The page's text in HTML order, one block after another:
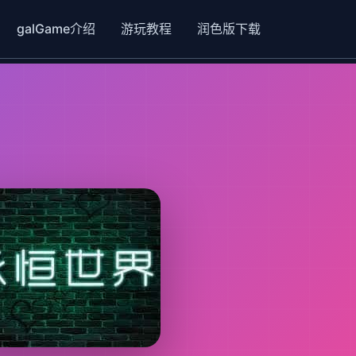
galGame介绍 游玩教程 润色版下载